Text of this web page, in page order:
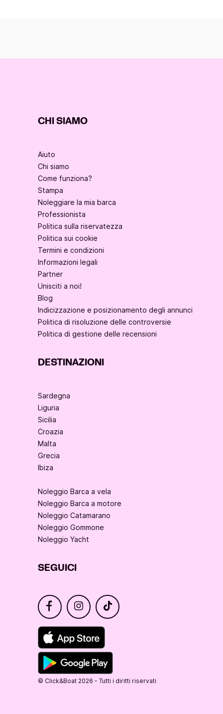
CHI SIAMO
Aiuto
Chi siamo
Come funziona?
Stampa
Noleggiare la mia barca
Professionista
Politica sulla riservatezza
Politica sui cookie
Termini e condizioni
Informazioni legali
Partner
Unisciti a noi!
Blog
Indicizzazione e posizionamento degli annunci
Politica di risoluzione delle controversie
Politica di gestione delle recensioni
DESTINAZIONI
Sardegna
Liguria
Sicilia
Croazia
Malta
Grecia
Ibiza
Noleggio Barca a vela
Noleggio Barca a motore
Noleggio Catamarano
Noleggio Gommone
Noleggio Yacht
SEGUICI
© Click&Boat 2026 - Tutti i diritti riservati